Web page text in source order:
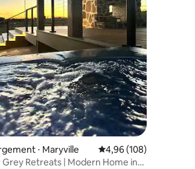
la base de 178 commentaires : 4,92 sur 5
⋅ Maryville Évaluation moyenne
4,96 (108)
Retreats | Modern Home in